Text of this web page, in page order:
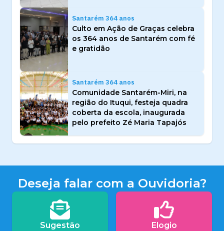
Santarém 364 anos
Culto em Ação de Graças celebra
os 364 anos de Santarém com fé
e gratidão
Santarém 364 anos
Comunidade Santarém-Miri, na
região do Ituqui, festeja quadra
coberta da escola, inaugurada
pelo prefeito Zé Maria Tapajós
Deseja falar com a Ouvidoria?
Sugestão Elogio